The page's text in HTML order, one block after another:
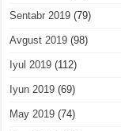
Sentabr 2019 (79)
Avgust 2019 (98)
Iyul 2019 (112)
Iyun 2019 (69)
May 2019 (74)